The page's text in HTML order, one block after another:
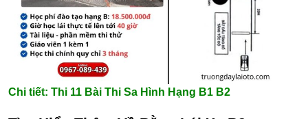
Chi tiết: Thi 11 Bài Thi Sa Hình Hạng B1 B2